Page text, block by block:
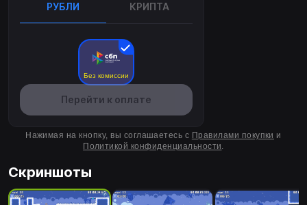
РУБЛИ КРИПТА
Без комиссии
Перейти к оплате
Нажимая на кнопку, вы соглашаетесь с Правилами покупки и
Политикой конфиденциальности.
Скриншоты